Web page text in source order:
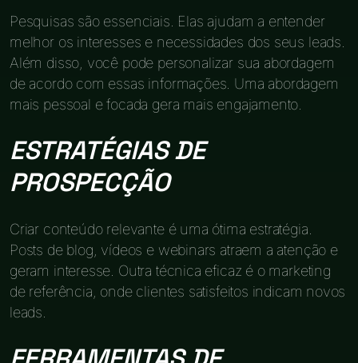
Pesquisas são essenciais. Elas ajudam a entender
melhor os interesses e necessidades dos seus leads.
Além disso, você pode personalizar sua abordagem
de acordo com essas informações. Uma abordagem
mais pessoal e focada gera mais engajamento.
ESTRATÉGIAS DE
PROSPECÇÃO
Criar conteúdo relevante é uma ótima estratégia.
Posts de blog, vídeos e webinars atraem a atenção e
geram interesse. Outra técnica eficaz é o marketing
de referência, onde clientes satisfeitos indicam novos
leads.